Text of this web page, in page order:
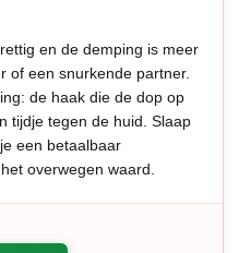
en de demping is meer
of een snurkende partner.
de haak die de dop op
tijdje tegen de huid. Slaap
een betaalbaar
overwegen waard.